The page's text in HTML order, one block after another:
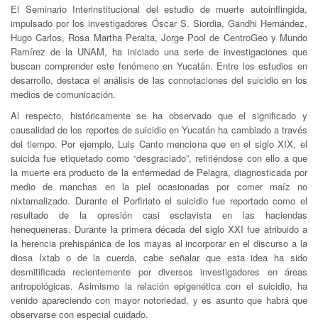
El Seminario Interinstitucional del estudio de muerte autoinflingida,
impulsado por los investigadores Óscar S. Siordia, Gandhi Hernández,
Hugo Carlos, Rosa Martha Peralta, Jorge Pool de CentroGeo y Mundo
Ramírez de la UNAM, ha iniciado una serie de investigaciones que
buscan comprender este fenómeno en Yucatán. Entre los estudios en
desarrollo, destaca el análisis de las connotaciones del suicidio en los
medios de comunicación.
Al respecto, históricamente se ha observado que el significado y
causalidad de los reportes de suicidio en Yucatán ha cambiado a través
del tiempo. Por ejemplo, Luis Canto menciona que en el siglo XIX, el
suicida fue etiquetado como “desgraciado”, refiriéndose con ello a que
la muerte era producto de la enfermedad de Pelagra, diagnosticada por
medio de manchas en la piel ocasionadas por comer maíz no
nixtamalizado. Durante el Porfiriato el suicidio fue reportado como el
resultado de la opresión casi esclavista en las haciendas
henequeneras. Durante la primera década del siglo XXI fue atribuido a
la herencia prehispánica de los mayas al incorporar en el discurso a la
diosa Ixtab o de la cuerda, cabe señalar que esta idea ha sido
desmitificada recientemente por diversos investigadores en áreas
antropológicas. Asimismo la relación epigenética con el suicidio, ha
venido apareciendo con mayor notoriedad, y es asunto que habrá que
observarse con especial cuidado.